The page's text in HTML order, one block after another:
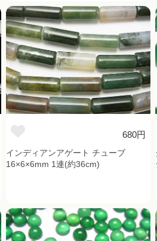
680円
インディアンアゲート チューブ
16×6×6mm 1連(約36cm)